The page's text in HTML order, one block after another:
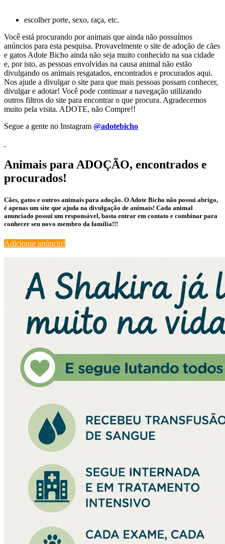
escolher porte, sexo, raça, etc.
Você está procurando por animais que ainda não possuímos
anúncios para esta pesquisa. Provavelmente o site de adoção de cães
e gatos Adote Bicho ainda não seja muito conhecido na sua cidade
e, por isto, as pessoas envolvidas na causa animal não estão
divulgando os animais resgatados, encontrados e procurados aqui.
Nos ajude a divulgar o site para que mais pessoas possam conhecer,
divulgar e adotar! Você pode continuar a navegação utilizando
outros filtros do site para encontrar o que procura. Agradecemos
muito pela visita. ADOTE, não Compre!!
Segue a gente no Instagram @adotebicho
Animais para ADOÇÃO, encontrados e
procurados!
Cães, gatos e outros animais para adoção. O Adote Bicho não possui abrigo,
é apenas um site que ajuda na divulgação de animais! Cada animal
anunciado possui um responsável, basta entrar em contato e combinar para
conhecer seu novo membro da família!!!
Adicionar anúncio!